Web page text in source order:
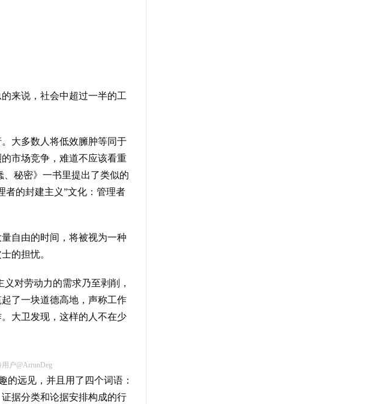
来说，社会中超过一半的工
大多数人将低效臃肿等同于
市场竞争，难道不应该看重
秘密》一书里提出了类似的
者的封建主义”文化：管理者
自由的时间，将被视为一种
的担忧。
对劳动力的需求乃至剥削，
了一块道德高地，声称工作
大卫发现，这样的人不在少
户@ArrunDeg
的远见，并且用了四个词语：
据分类和论据安排构成的行